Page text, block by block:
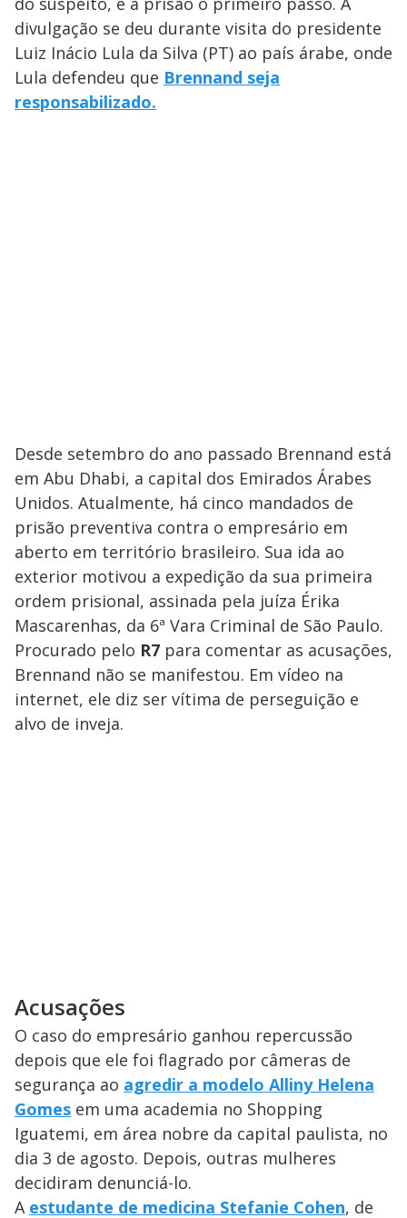
divulgação se deu durante visita do presidente
Luiz Inácio Lula da Silva (PT) ao país árabe, onde
Lula defendeu que Brennand seja
responsabilizado.
Desde setembro do ano passado Brennand está
em Abu Dhabi, a capital dos Emirados Árabes
Unidos. Atualmente, há cinco mandados de
prisão preventiva contra o empresário em
aberto em território brasileiro. Sua ida ao
exterior motivou a expedição da sua primeira
ordem prisional, assinada pela juíza Érika
Mascarenhas, da 6ª Vara Criminal de São Paulo.
Procurado pelo R7 para comentar as acusações,
Brennand não se manifestou. Em vídeo na
internet, ele diz ser vítima de perseguição e
alvo de inveja.
Acusações
O caso do empresário ganhou repercussão
depois que ele foi flagrado por câmeras de
segurança ao agredir a modelo Alliny Helena
Gomes em uma academia no Shopping
Iguatemi, em área nobre da capital paulista, no
dia 3 de agosto. Depois, outras mulheres
decidiram denunciá-lo.
A estudante de medicina Stefanie Cohen, de